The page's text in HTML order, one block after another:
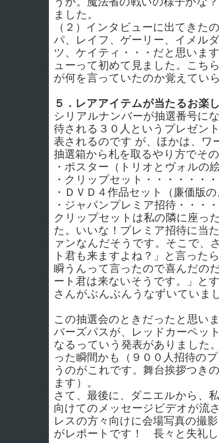
ました。
（２）インタビューに出てきた
パ、レイフ、ゲーリー、イメル
ツ、ケイティ・・・だと思いま
ューって初めて見ました。こち
が何を言っていたのか覚えてい
５．レアアイテムが当たるお楽
シリアルナンバーが抽選番号に
待される３０人というプレゼン
表されるのです が、ほかは、ワ
抽選箱から札を取るやり方でそ
・ポスター（トリオとヴォルの
・クリップセット・・・・・・
・ＤＶＤ４作品セット（廉価版
・ジャパンプレミア招待・・・
クリップセットは私の隣に座っ
た。いいな！プレミア招待に当
ァンなんだそうです。そこで、
ト君も来ますよね？」と言った
瞬うんって言ったので喜んだの
ート君は来ないそうです。」と
さんがぶんぶんうなずいていま
この抽選会のときだったと思い
バーズパスが、レッドカーペッ
なるっていう発表がありました
った瞬間かも（９００人招待の
うのがこれです。舞台挨拶つき
ます）。
さて、最後に、ダニエルから、
向けてのメッセージビデオが流
レスの方々向けに会場写真の
がレポートです！ 長々と失礼